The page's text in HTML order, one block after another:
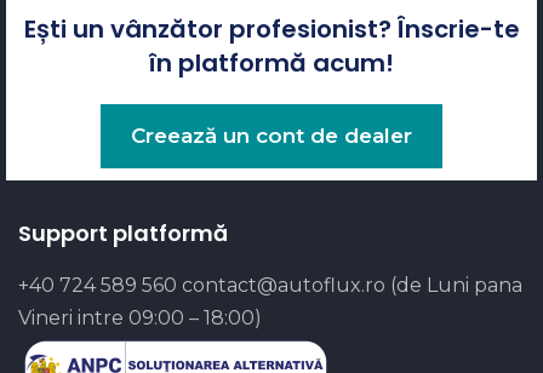
Ești un vânzător profesionist? Înscrie-te
în platformă acum!
Creează un cont de dealer
Support platformă
+40 724 589 560 contact@autoflux.ro (de Luni pana
Vineri intre 09:00 – 18:00)